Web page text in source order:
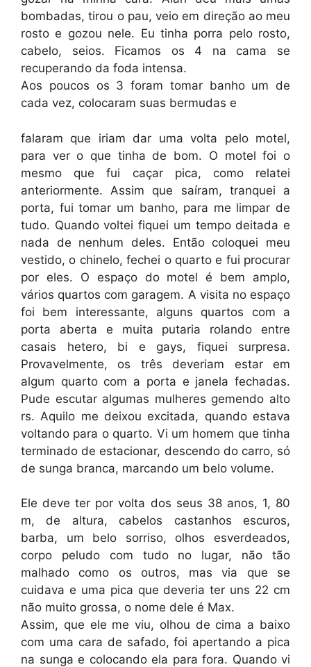
bombadas, tirou o pau, veio em direção ao meu
rosto e gozou nele. Eu tinha porra pelo rosto,
cabelo, seios. Ficamos os 4 na cama se
recuperando da foda intensa.
Aos poucos os 3 foram tomar banho um de
cada vez, colocaram suas bermudas e
falaram que iriam dar uma volta pelo motel,
para ver o que tinha de bom. O motel foi o
mesmo que fui caçar pica, como relatei
anteriormente. Assim que saíram, tranquei a
porta, fui tomar um banho, para me limpar de
tudo. Quando voltei fiquei um tempo deitada e
nada de nenhum deles. Então coloquei meu
vestido, o chinelo, fechei o quarto e fui procurar
por eles. O espaço do motel é bem amplo,
vários quartos com garagem. A visita no espaço
foi bem interessante, alguns quartos com a
porta aberta e muita putaria rolando entre
casais hetero, bi e gays, fiquei surpresa.
Provavelmente, os três deveriam estar em
algum quarto com a porta e janela fechadas.
Pude escutar algumas mulheres gemendo alto
rs. Aquilo me deixou excitada, quando estava
voltando para o quarto. Vi um homem que tinha
terminado de estacionar, descendo do carro, só
de sunga branca, marcando um belo volume.
Ele deve ter por volta dos seus 38 anos, 1, 80
m, de altura, cabelos castanhos escuros,
barba, um belo sorriso, olhos esverdeados,
corpo peludo com tudo no lugar, não tão
malhado como os outros, mas via que se
cuidava e uma pica que deveria ter uns 22 cm
não muito grossa, o nome dele é Max.
Assim, que ele me viu, olhou de cima a baixo
com uma cara de safado, foi apertando a pica
na sunga e colocando ela para fora. Quando vi